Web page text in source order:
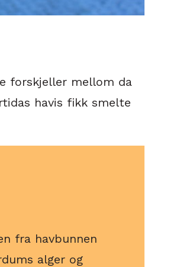
forskjeller mellom da
havis fikk smelte
fra havbunnen
alger og